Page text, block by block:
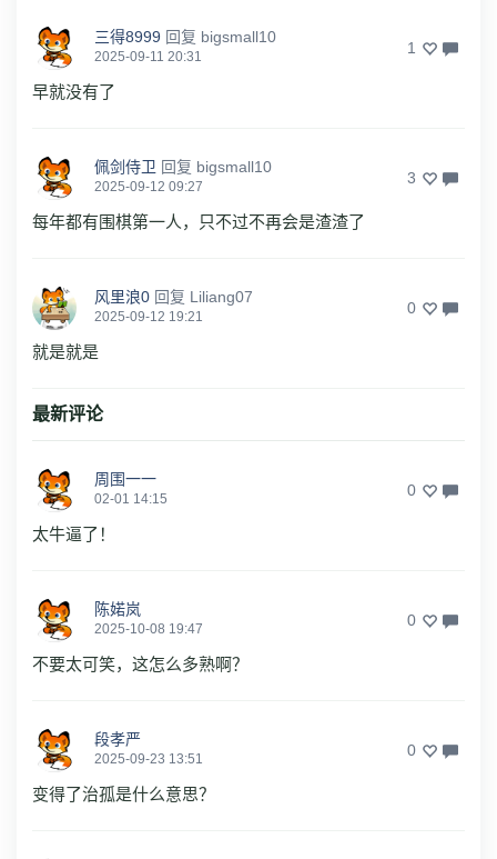
三得8999 回复 bigsmall10
2025-09-11 20:31 1
早就没有了
佩剑侍卫 回复 bigsmall10
2025-09-12 09:27 3
每年都有围棋第一人，只不过不再会是渣渣了
风里浪0 回复 Liliang07
2025-09-12 19:21 0
就是就是
最新评论
周围一一
02-01 14:15 0
太牛逼了！
陈婼岚
2025-10-08 19:47 0
不要太可笑，这怎么多熟啊？
段孝严
2025-09-23 13:51 0
变得了治孤是什么意思？